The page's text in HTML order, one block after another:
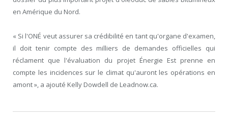
en Amérique du Nord.
« Si l'ONÉ veut assurer sa crédibilité en tant qu'organe d'examen,
il doit tenir compte des milliers de demandes officielles qui
réclament que l'évaluation du projet Énergie Est prenne en
compte les incidences sur le climat qu'auront les opérations en
amont », a ajouté Kelly Dowdell de Leadnow.ca.